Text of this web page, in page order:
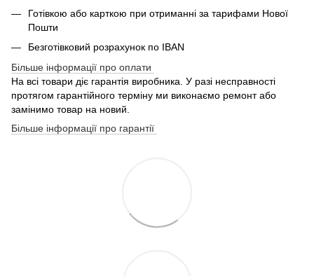
Готівкою або карткою при отриманні за тарифами Нової
Пошти
Безготівковий розрахунок по IBAN
Більше інформації про оплати
На всі товари діє гарантія виробника. У разі несправності
протягом гарантійного терміну ми виконаємо ремонт або
замінимо товар на новий.
Більше інформації про гарантії